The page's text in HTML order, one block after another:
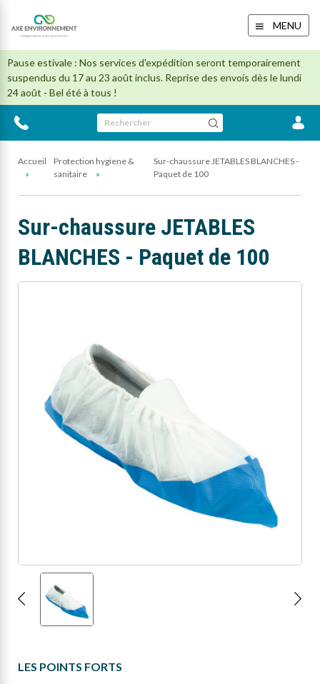
Pause estivale : Nos services d'expédition seront temporairement
suspendus du 17 au 23 août inclus. Reprise des envois dès le lundi
24 août - Bel été à tous !
MENU
Rechercher
Accueil
Protection hygiene &
sanitaire
Sur-chaussure JETABLES BLANCHES -
Paquet de 100
Sur-chaussure JETABLES
BLANCHES - Paquet de 100
LES POINTS FORTS